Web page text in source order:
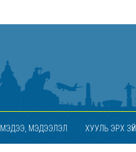
МЭДЭЭ, МЭДЭЭЛЭЛ ХУУЛЬ ЭРХ ЗҮЙ